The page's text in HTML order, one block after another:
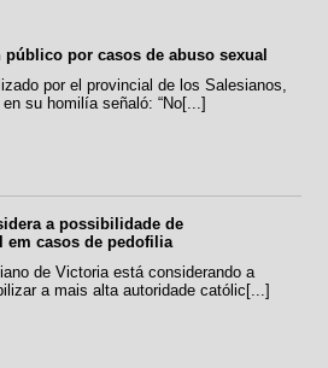
por casos de abuso sexual
por el provincial de los Salesianos,
su homilía señaló: “No[...]
a possibilidade de
em casos de pedofilia
de Victoria está considerando a
a mais alta autoridade católic[...]